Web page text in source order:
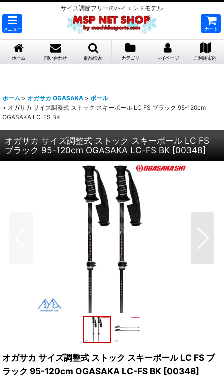
サイズ調節フリーのハイエンドモデル
メニュー カート
ホーム 問い合わせ 商品検索 カテゴリ マイページ ご利用案内
ホーム > オガサカ OGASAKA > ポール
> オガサカ サイズ調整式 ストック スキーポール LC FS ブラック 95-120cm
OGASAKA LC-FS BK
オガサカ サイズ調整式 ストック スキーポール LC FS
ブラック 95-120cm OGASAKA LC-FS BK [00348]
オガサカ サイズ調整式 ストック スキーポール LC FS ブ
ラック 95-120cm OGASAKA LC-FS BK [00348]